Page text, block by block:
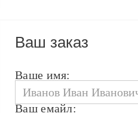
Ваш заказ
Ваше имя:
Ваш емайл: